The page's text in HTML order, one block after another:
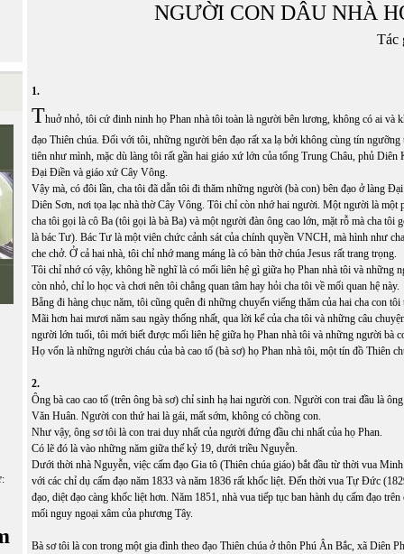
NGƯỜI CON DÂU NHÀ
Tác
1.
Thuở nhỏ, tôi cứ đinh ninh họ Phan nhà tôi toàn là người bên lương, không có ai và
đạo Thiên chúa. Đối với tôi, những người bên đạo rất xa lạ bởi không cùng tín ngưỡng
tiên như mình, mặc dù làng tôi rất gần hai giáo xứ lớn của tổng Trung Châu, phủ Diên
Đại Điền và giáo xứ Cây Vông.
Vậy mà, có đôi lần, cha tôi đã dẫn tôi đi thăm những người (bà con) bên đạo ở làng
Diên Sơn, nơi tọa lạc nhà thờ Cây Vông. Tôi chỉ còn nhớ hai người. Một người là một
cha tôi gọi là cô Ba (tôi gọi là bà Ba) và một người đàn ông cao lớn, mặt rỗ mà cha tôi
là bác Tư). Bác Tư là một viên chức cảnh sát của chính quyền VNCH, mà hình như
che chở. Ở cả hai nhà, tôi chỉ nhớ mang máng là có bàn thờ chúa Jesus rất trang trọng.
Tôi chỉ nhớ có vậy, không hề nghĩ là có mối liên hệ gì giữa họ Phan nhà tôi và những
còn nhỏ, chỉ lo học và chơi nên tôi chẳng quan tâm hay hỏi cha tôi về mối quan hệ này.
Bẵng đi hàng chục năm, tôi cũng quên đi những chuyến viếng thăm của hai cha con tôi
Mãi hơn hai mươi năm sau ngày thống nhất, qua lời kể của cha tôi và những câu
người lớn tuổi, tôi mới biết được mối liên hệ giữa họ Phan nhà tôi và những người bà
Họ vốn là những người cháu của bà cao tổ (bà sơ) họ Phan nhà tôi, một tín đồ Thiên
2.
Ông bà cao cao tổ (trên ông bà sơ) chỉ sinh hạ hai người con. Người con trai đầu là
Văn Huân. Người con thứ hai là gái, mất sớm, không có chồng con.
Như vậy, ông sơ tôi là con trai duy nhất của người đứng đầu chi nhất của họ Phan.
Có lẽ đó là vào những năm giữa thế kỷ 19, dưới triều Nguyễn.
Dưới thời nhà Nguyễn, việc cấm đạo Gia tô (Thiên chúa giáo) bắt đầu từ thời vua
với các chỉ dụ cấm đạo năm 1833 và năm 1836 rất khốc liệt. Đến thời vua Tự Đức
đạo, diệt đạo càng khốc liệt hơn. Năm 1851, nhà vua tiếp tục ban hành dụ cấm đạo
mối nguy ngoại xâm của phương Tây.
Bà sơ tôi là con trong một gia đình theo đạo Thiên chúa ở thôn Phú Ân Bắc, xã Diên